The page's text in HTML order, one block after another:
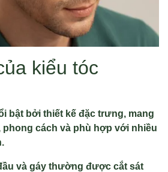
kiểu tóc
bật bởi thiết kế đặc trưng, mang
phong cách và phù hợp với nhiều
và gáy thường được cắt sát